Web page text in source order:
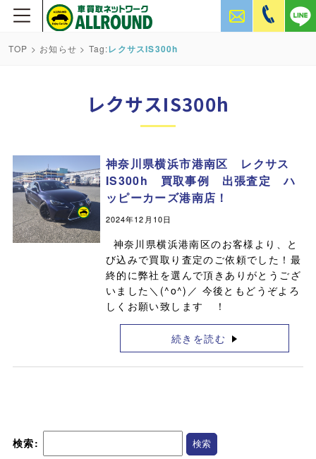
TOP > お知らせ > Tag:レクサスIS300h
レクサスIS300h
神奈川県横浜市港南区 レクサス
IS300h 買取事例 出張査定 ハ
ッピーカーズ港南店！
2024年12月10日
神奈川県横浜港南区のお客様より、と
び込みで買取り査定のご依頼でした！最
終的に弊社を選んで頂きありがとうござ
いました＼(^o^)／ 今後ともどうぞよろ
しくお願い致します ！
続きを読む
検索: